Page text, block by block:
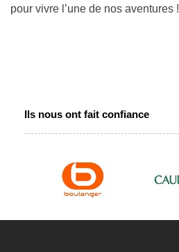
pour vivre l’une de nos aventures !
Ils nous ont fait confiance